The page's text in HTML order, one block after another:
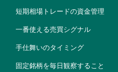
短期相場トレードの資金管理
一番使える売買シグナル
手仕舞いのタイミング
固定銘柄を毎日観察すること